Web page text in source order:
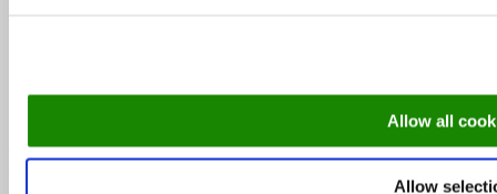
Allow all
Allow
DinnerBooking.com
Ravintoloiden verkkosivusto